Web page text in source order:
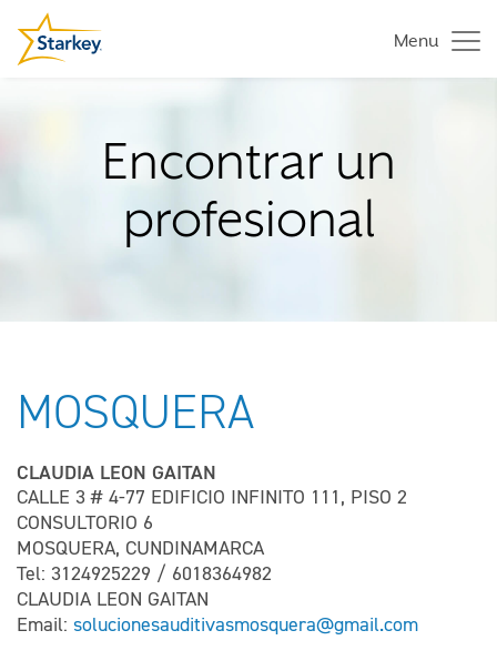
Menu
Encontrar un
profesional
MOSQUERA
CLAUDIA LEON GAITAN
CALLE 3 # 4-77 EDIFICIO INFINITO 111, PISO 2
CONSULTORIO 6
MOSQUERA, CUNDINAMARCA
Tel: 3124925229 / 6018364982
CLAUDIA LEON GAITAN
Email: solucionesauditivasmosquera@gmail.com